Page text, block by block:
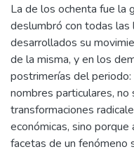
La de los ochenta fue la
deslumbró con todas las
desarrollados su
de la misma, y en los
postrimerías del
nombres particulares,
transformaciones
económicas, sino
facetas de un fenómeno